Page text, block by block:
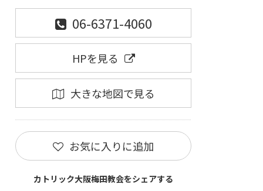
06-6371-4060
HPを見る
大きな地図で見る
お気に入りに追加
カトリック大阪梅田教会をシェアする